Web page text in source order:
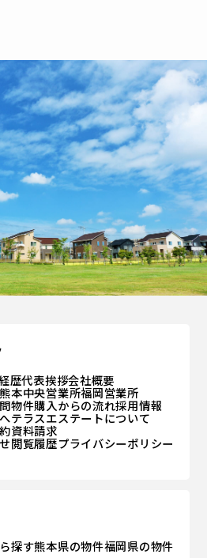
歴代表挨拶会社概要
熊本中央営業所福岡営業所
物件購入からの流れ採用情報
テラスエステートについて
資料請求
閲覧履歴プライバシーポリシー
探す熊本県の物件福岡県の物件